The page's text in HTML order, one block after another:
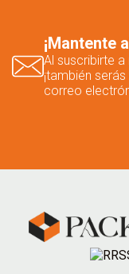
¡Mantente
Al suscribirte
¡también
correo